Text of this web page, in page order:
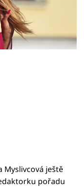
Myslivcová ještě
pořadu